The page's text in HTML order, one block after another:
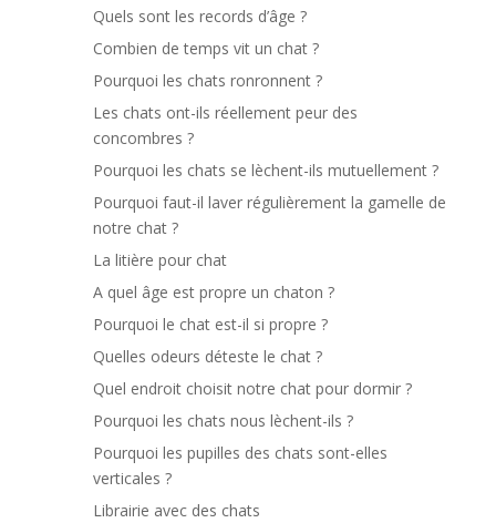
Quels sont les records d’âge ?
Combien de temps vit un chat ?
Pourquoi les chats ronronnent ?
Les chats ont-ils réellement peur des
concombres ?
Pourquoi les chats se lèchent-ils mutuellement ?
Pourquoi faut-il laver régulièrement la gamelle de
notre chat ?
La litière pour chat
A quel âge est propre un chaton ?
Pourquoi le chat est-il si propre ?
Quelles odeurs déteste le chat ?
Quel endroit choisit notre chat pour dormir ?
Pourquoi les chats nous lèchent-ils ?
Pourquoi les pupilles des chats sont-elles
verticales ?
Librairie avec des chats